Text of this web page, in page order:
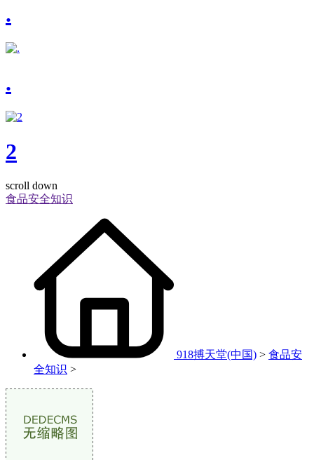
.
.
2
scroll down
食品安全知识
918搏天堂(中国) > 食品安
全知识 >